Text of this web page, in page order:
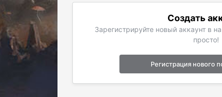
Создать
Зарегистрируйте новый аккаунт в
просто!
Регистрация нового